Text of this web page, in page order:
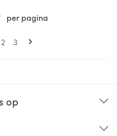
Pagina's
momenteel pagina
Pagina
2 Pagina
3
per pagina
op